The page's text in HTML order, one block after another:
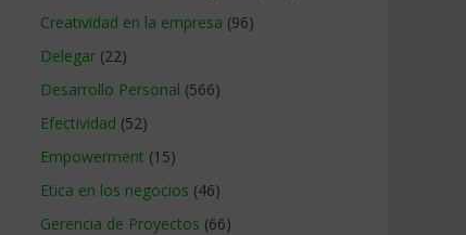
Creatividad en la empresa (96)
Delegar (22)
Desarrollo Personal (566)
Efectividad (52)
Empowerment (15)
Etica en los negocios (46)
Gerencia de Proyectos (66)